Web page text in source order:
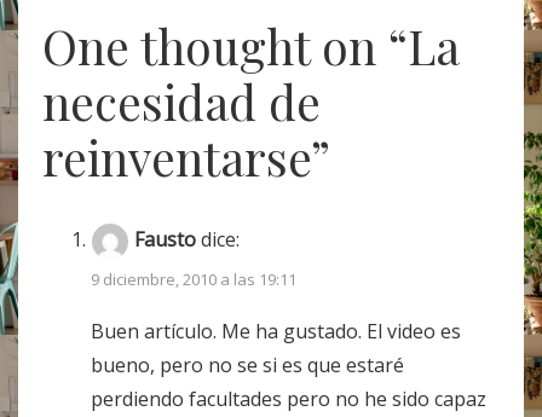
One thought on “La
necesidad de
reinventarse”
Faustodice:
9 diciembre, 2010 a las 19:11
Buen artículo. Me ha gustado. El video es
bueno, pero no se si es que estaré
perdiendo facultades pero no he sido capaz